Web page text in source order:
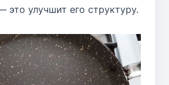
это улучшит его структуру.